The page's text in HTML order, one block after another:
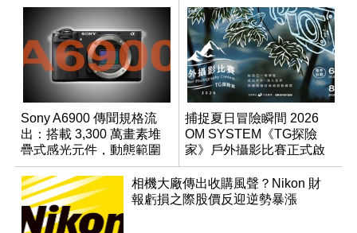
Sony A6900 傳聞規格流
出：搭載 3,300 萬畫素堆
疊式感光元件，動態範圍
超過 15 級
捕捉夏日冒險瞬間 2026
OM SYSTEM《TG探險
家》戶外攝影比賽正式啟
動
相機大廠傳出收購風聲？Nikon 財
報虧損之際股價反迎逆勢暴漲